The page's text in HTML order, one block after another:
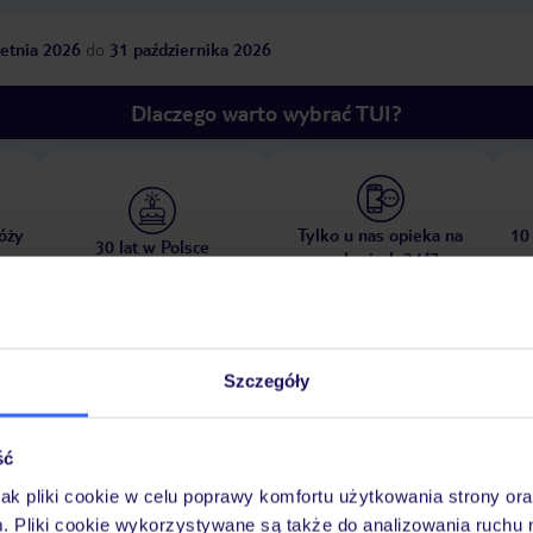
Szczegóły
pliki cookie w celu poprawy komfortu użytkowania strony
Pliki cookie wykorzystywane są także do analizowania ruchu
2026 do 31 października 2026
Dlaczego warto wybrać TUI?
30 lat w Polsce
Tylko u nas opieka na
wakacjach 24/7
Wyżywienie Ważne